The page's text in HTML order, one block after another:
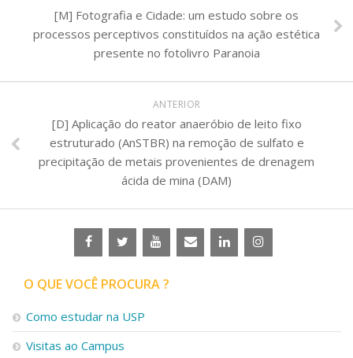
[M] Fotografia e Cidade: um estudo sobre os
processos perceptivos constituídos na ação estética
presente no fotolivro Paranoia
ANTERIOR
[D] Aplicação do reator anaeróbio de leito fixo
estruturado (AnSTBR) na remoção de sulfato e
precipitação de metais provenientes de drenagem
ácida de mina (DAM)
O QUE VOCÊ PROCURA ?
Como estudar na USP
Visitas ao Campus